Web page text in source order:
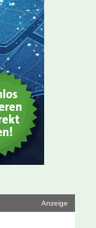
Anzeige